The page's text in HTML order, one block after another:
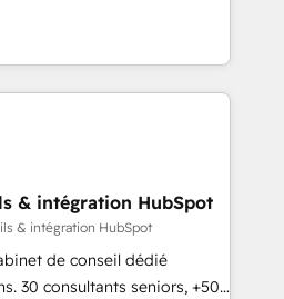
and videos that attract
coaching-led
talk.
and teams that turn
engine. Named
of the Year in 2024,
15 years in the ecosystem,
record that speaks for itself.
model, delivering
teams in the UK, USA,
Belgium, Singapore, and
& intégration HubSpot
& intégration HubSpot
de conseil dédié
30 consultants seniors, +500